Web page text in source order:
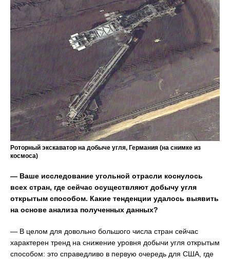
Роторный экскаватор на добыче угля, Германия (на снимке из
космоса)
— Ваше исследование угольной отрасли коснулось
всех стран, где сейчас осуществляют добычу угля
открытым способом. Какие тенденции удалось выявить
на основе анализа полученных данных?
— В целом для довольно большого числа стран сейчас
характерен тренд на снижение уровня добычи угля открытым
способом: это справедливо в первую очередь для США, где